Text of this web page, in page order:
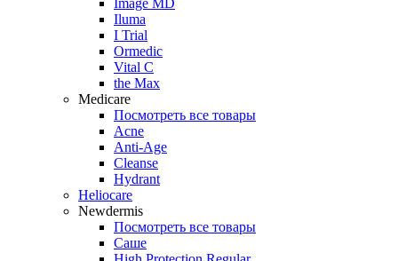
Image MD
Iluma
I Trial
Ormedic
Vital C
the Max
Medicare
Посмотреть все товары
Acne
Anti‑Age
Cleanse
Hydrant
Heliocare
Newdermis
Посмотреть все товары
Саше